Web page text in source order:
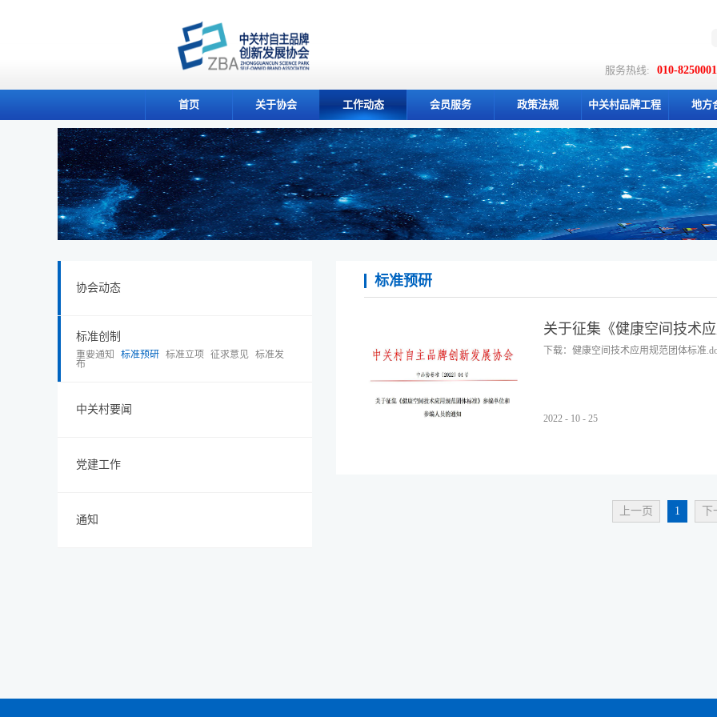
服务热线: 010-
首页 关于协会 工作动态 会员服务 政策法规 中关村品牌工程 地方
协会动态
标准创制
重要通知 标准预研 标准立项 征求意见 标准发
布
中关村要闻
党建工作
通知
标准预研
关于征集《健康空间技术
知
下载：健康空间技术应用规范团体标准
2022 - 10 - 25
上一页 1